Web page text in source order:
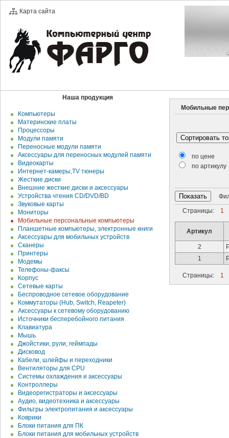
Карта сайта
Наша продукция
Компьютеры
Материнские платы
Процессоры
Модули памяти
Переносные модули памяти
Аксессуары для переносных модулей памяти
Видеокарты
Интернет-камеры,TV тюнеры
Жесткие диски
Внешние жесткие диски и аксесcуары
Устройства чтения CD/DVD/BD
Звуковые карты
Мониторы
Мобильные персональные компьютеры
Планшетные компьютеры, электронные книги
Аксессуары для мобильных устройств
Сканеры
Принтеры
Модемы
Телефоны-факсы
Корпус
Сетевые карты
Беспроводное сетевое оборудование
Коммутаторы (Hub, Switch, Reapeter)
Аксессуары к сетевому оборудованию
Источники бесперебойного питания
Клавиатура
Мышь
Джойстики, рули, геймпады
Дисковод
Кабели, шлейфы и переходники
Вентиляторы для CPU
Системы охлаждения и аксессуары
Контроллеры
Видеорегистраторы и аксессуары
Аудио, видеотехника и аксессуары
Фильтры электропитания и аксессуары
Коврики
Блоки питания для ПК
Блоки питания для мобильных устройств
Мобильные
по цене
по артикулу
Страницы: 1
Артикул
2
1
Страницы: 1